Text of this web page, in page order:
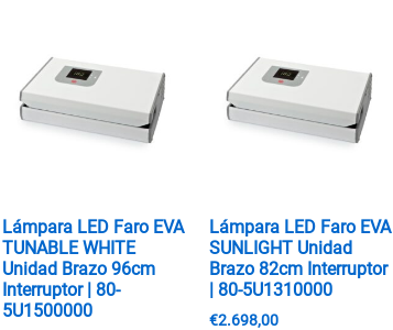
Lámpara LED Faro EVA
TUNABLE WHITE
Unidad Brazo 96cm
Interruptor | 80-
5U1500000
Lámpara LED Faro EVA
SUNLIGHT Unidad
Brazo 82cm Interruptor
| 80-5U1310000
€2.698,00